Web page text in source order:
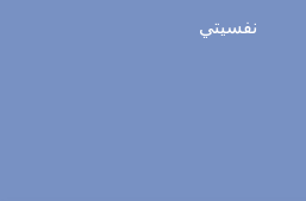
نفسيتي